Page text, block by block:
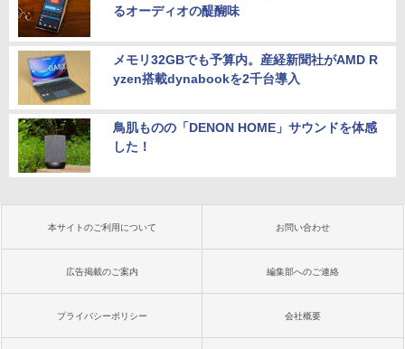
るオーディオの醍醐味
メモリ32GBでも予算内。産経新聞社がAMD R
yzen搭載dynabookを2千台導入
鳥肌ものの「DENON HOME」サウンドを体感
した！
本サイトのご利用について お問い合わせ
広告掲載のご案内 編集部へのご連絡
プライバシーポリシー 会社概要